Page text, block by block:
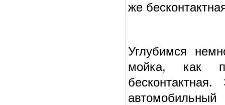
же
Углубимся
мойка, как